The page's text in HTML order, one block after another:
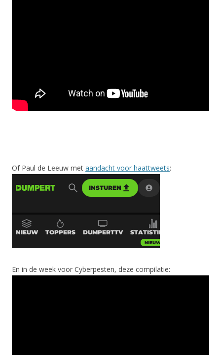
Of Paul de Leeuw met aandacht voor haattweets:
En in de week voor Cyberpesten, deze compilatie: